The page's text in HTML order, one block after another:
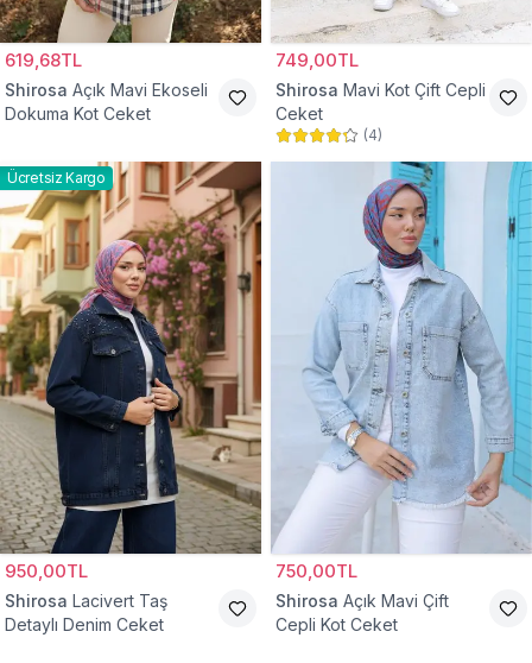
619,68TL
Shirosa Açık Mavi Ekoseli
Dokuma Kot Ceket
749,00TL
Shirosa Mavi Kot Çift Cepli
Ceket
(4)
Ücretsiz Kargo
950,00TL
Shirosa Lacivert Taş
Detaylı Denim Ceket
750,00TL
Shirosa Açık Mavi Çift
Cepli Kot Ceket